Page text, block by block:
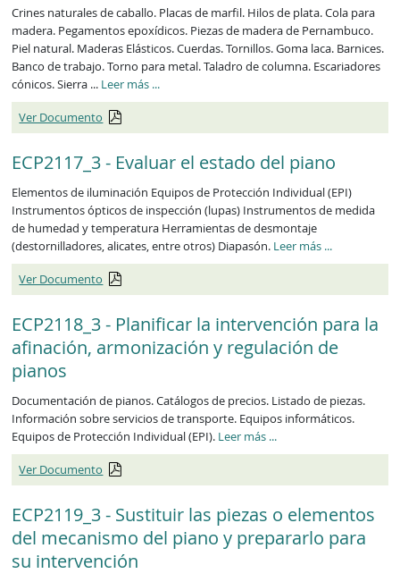
Crines naturales de caballo. Placas de marfil. Hilos de plata. Cola para
madera. Pegamentos epoxídicos. Piezas de madera de Pernambuco.
Piel natural. Maderas Elásticos. Cuerdas. Tornillos. Goma laca. Barnices.
Banco de trabajo. Torno para metal. Taladro de columna. Escariadores
cónicos. Sierra ... Leer más ECP1865_3
...
Ver Documento
ECP2117_3 - Evaluar el estado del piano
Elementos de iluminación Equipos de Protección Individual (EPI)
Instrumentos ópticos de inspección (lupas) Instrumentos de medida
de humedad y temperatura Herramientas de desmontaje
(destornilladores, alicates, entre otros) Diapasón. Leer más ECP2117_3
...
Ver Documento
ECP2118_3 - Planificar la intervención para la
afinación, armonización y regulación de
pianos
Documentación de pianos. Catálogos de precios. Listado de piezas.
Información sobre servicios de transporte. Equipos informáticos.
Equipos de Protección Individual (EPI). Leer más ECP2118_3
...
Ver Documento
ECP2119_3 - Sustituir las piezas o elementos
del mecanismo del piano y prepararlo para
su intervención